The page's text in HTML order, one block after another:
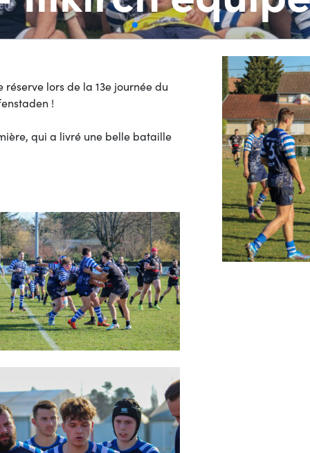
lors de la 13e journée du
!
qui a livré une belle bataille